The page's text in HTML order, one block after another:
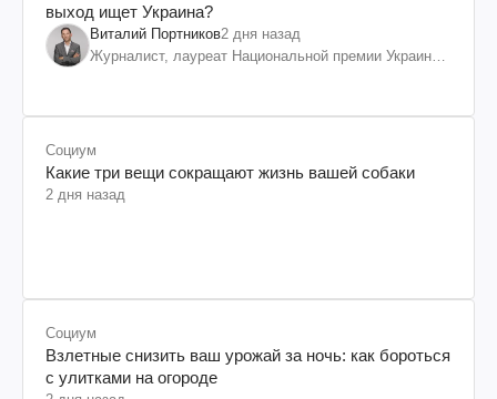
выход ищет Украина?
Виталий Портников2 дня назад
Журналист, лауреат Национальной премии Украины
Социум
Какие три вещи сокращают жизнь вашей собаки
2 дня назад
Социум
Взлетные снизить ваш урожай за ночь: как бороться
с улитками на огороде